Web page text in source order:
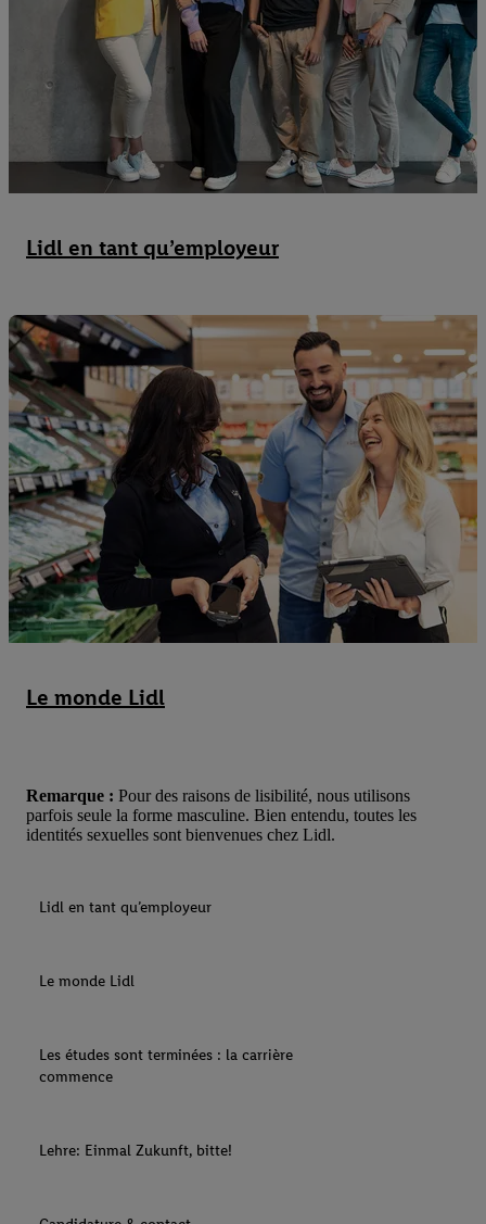
Lidl en tant qu’employeur
Le monde Lidl
Remarque : Pour des raisons de lisibilité, nous utilisons
parfois seule la forme masculine. Bien entendu, toutes les
identités sexuelles sont bienvenues chez Lidl.
Lidl en tant qu’employeur
Le monde Lidl
Les études sont terminées : la carrière
commence
Lehre: Einmal Zukunft, bitte!